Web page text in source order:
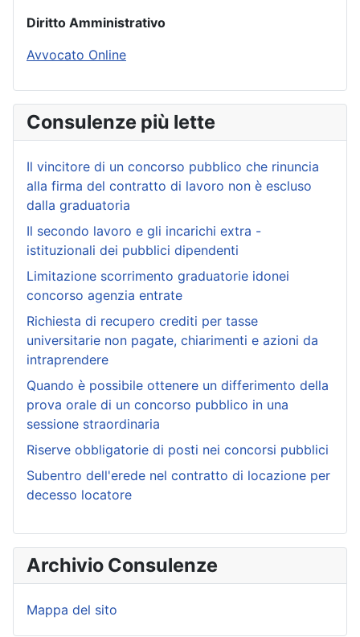
Diritto Amministrativo
Avvocato Online
Consulenze più lette
Il vincitore di un concorso pubblico che rinuncia
alla firma del contratto di lavoro non è escluso
dalla graduatoria
Il secondo lavoro e gli incarichi extra -
istituzionali dei pubblici dipendenti
Limitazione scorrimento graduatorie idonei
concorso agenzia entrate
Richiesta di recupero crediti per tasse
universitarie non pagate, chiarimenti e azioni da
intraprendere
Quando è possibile ottenere un differimento della
prova orale di un concorso pubblico in una
sessione straordinaria
Riserve obbligatorie di posti nei concorsi pubblici
Subentro dell'erede nel contratto di locazione per
decesso locatore
Archivio Consulenze
Mappa del sito